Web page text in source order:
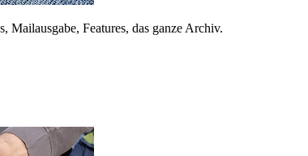
Features, das ganze Archiv.